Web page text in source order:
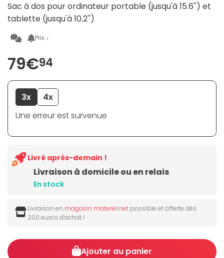
Sac à dos pour ordinateur portable (jusqu'à 15.6'') et
tablette (jusqu'à 10.2'')
Prix ↓
79€94
3x
4x
Une erreur est survenue
Livraison à domicile ou en relais
En stock
Livré après-demain !
Livraison en magasin materiel.net possible et offerte dès
200 euros d'achat !
Ajouter au panier